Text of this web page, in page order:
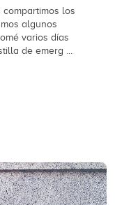
compartimos los
algunos
varios días
de emerg ...